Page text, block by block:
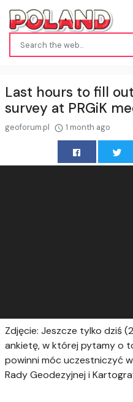
Last hours to fill
survey at PRGiK
geoforum.pl 1 month ago
Zdjęcie: Jeszcze tylko dziś
ankietę, w której pytamy o
powinni móc uczestniczyć
Rady Geodezyjnej i